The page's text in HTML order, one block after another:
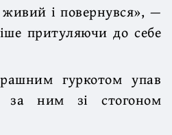
живий і повернувся», —
притуляючи до себе
гуркотом упав
за ним зі стогоном